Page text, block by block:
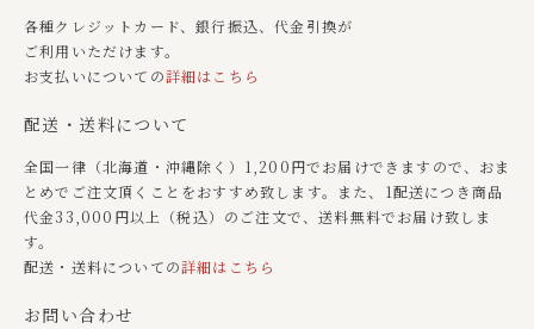
各種クレジットカード、銀行振込、代金引換が
ご利用いただけます。
お支払いについての詳細はこちら
配送・送料について
全国一律（北海道・沖縄除く）1,200円でお届けできますので、おま
とめでご注文頂くことをおすすめ致します。また、1配送につき商品
代金33,000円以上（税込）のご注文で、送料無料でお届け致しま
す。
配送・送料についての詳細はこちら
お問い合わせ